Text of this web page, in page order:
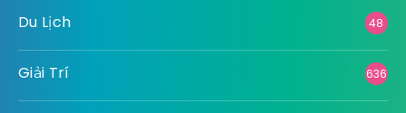
Du Lịch 48
Giải Trí 636